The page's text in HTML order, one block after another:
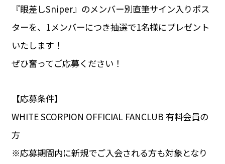
『眼差しSniper』のメンバー別直筆サイン入りポス
ターを、1メンバーにつき抽選で1名様にプレゼント
いたします！
ぜひ奮ってご応募ください！
【応募条件】
WHITE SCORPION OFFICIAL FANCLUB 有料会員の
方
※応募期間内に新規でご入会される方も対象となり